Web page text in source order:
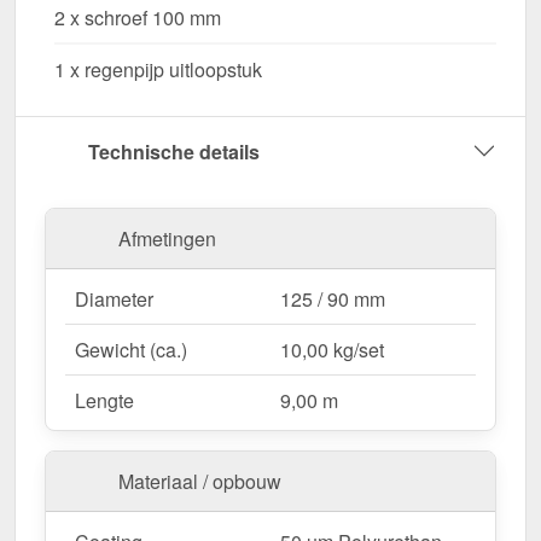
Hoogwaardig Staal– Duurzaam, stabiel &
125 / 90 mm diameter.
9,00 m lange dakgoten.
UV- en corrosiebestendig
dankzij 50 µm Polyurethan.
Complete set voor veilige installatie
belangrijke onderdelen inbegrepen.
Garantie– 15 jaar voor langdurige kwaliteit &
veiligheid.
Ideaal voor de volgende toepassingen:
Woongebouwen & aanbouw– Effectieve
2 x schroef 100 mm
1 x regenpijp uitloopstuk
Technische details
Afmetingen
Diameter
125 / 90 mm
Gewicht (ca.)
10,00 kg/set
Lengte
9,00 m
Materiaal / opbouw